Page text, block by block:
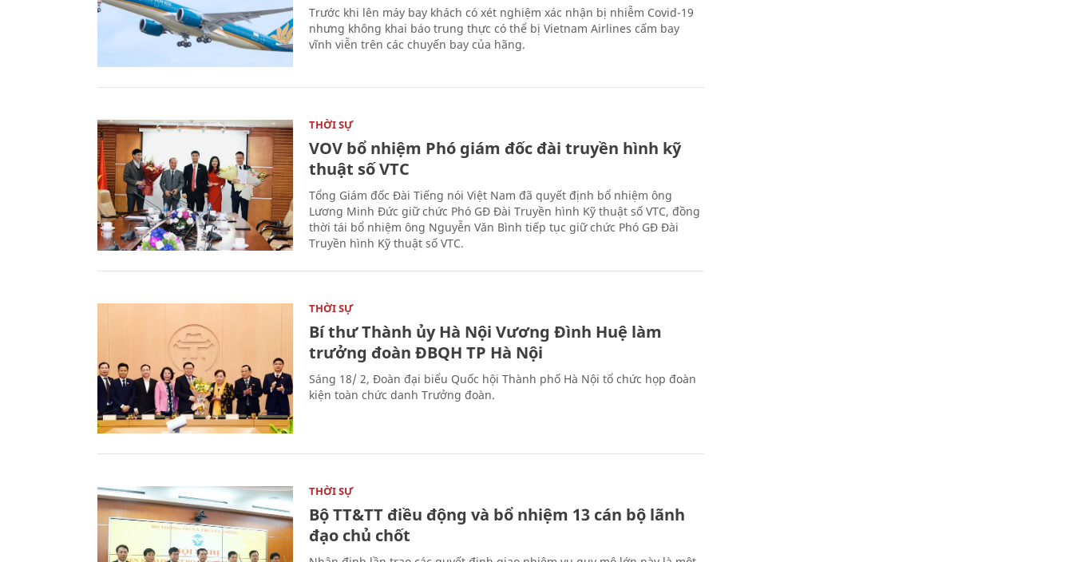
Trước khi lên máy bay khách có xét nghiệm xác nhận bị nhiễm Covid-19
nhưng không khai báo trung thực có thể bị Vietnam Airlines cấm bay
vĩnh viễn trên các chuyến bay của hãng.
THỜI SỰ
VOV bổ nhiệm Phó giám đốc đài truyền hình kỹ
thuật số VTC
Tổng Giám đốc Đài Tiếng nói Việt Nam đã quyết định bổ nhiệm ông
Lương Minh Đức giữ chức Phó GĐ Đài Truyền hình Kỹ thuật số VTC, đồng
thời tái bổ nhiệm ông Nguyễn Văn Bình tiếp tục giữ chức Phó GĐ Đài
Truyền hình Kỹ thuật số VTC.
THỜI SỰ
Bí thư Thành ủy Hà Nội Vương Đình Huệ làm
trưởng đoàn ĐBQH TP Hà Nội
Sáng 18/ 2, Đoàn đại biểu Quốc hội Thành phố Hà Nội tổ chức họp đoàn
kiện toàn chức danh Trưởng đoàn.
THỜI SỰ
Bộ TT&TT điều động và bổ nhiệm 13 cán bộ lãnh
đạo chủ chốt